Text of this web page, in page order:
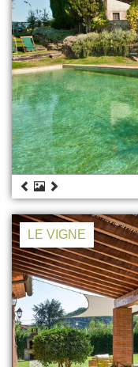
LE VIGNE